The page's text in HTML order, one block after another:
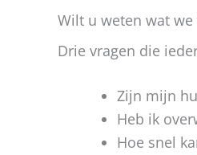
Wilt u weten wat we
Drie vragen die
Zijn mijn
Heb ik
Hoe snel